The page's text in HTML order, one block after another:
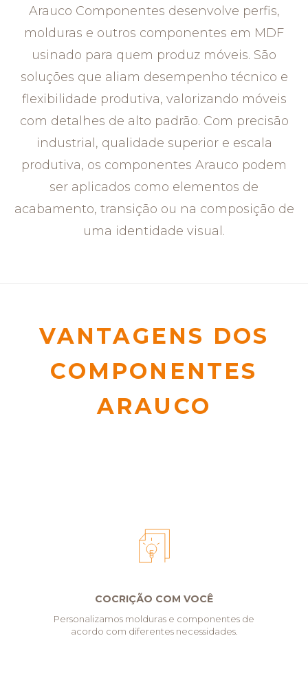
Arauco Componentes desenvolve perfis,
molduras e outros componentes em MDF
usinado para quem produz móveis. São
soluções que aliam desempenho técnico e
flexibilidade produtiva, valorizando móveis
com detalhes de alto padrão. Com precisão
industrial, qualidade superior e escala
produtiva, os componentes Arauco podem
ser aplicados como elementos de
acabamento, transição ou na composição de
uma identidade visual.
VANTAGENS DOS
COMPONENTES
ARAUCO
COCRIÇÃO COM VOCÊ
Personalizamos molduras e componentes de
acordo com diferentes necessidades.